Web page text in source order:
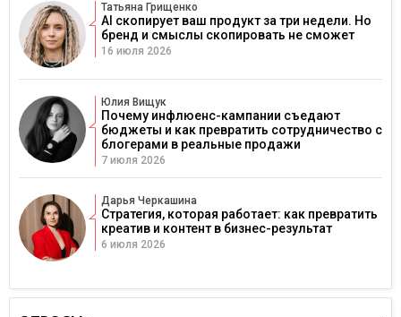
Татьяна Грищенко
AI скопирует ваш продукт за три недели. Но
бренд и смыслы скопировать не сможет
16 июля 2026
Юлия Вищук
Почему инфлюенс-кампании съедают
бюджеты и как превратить сотрудничество с
блогерами в реальные продажи
7 июля 2026
Дарья Черкашина
Стратегия, которая работает: как превратить
креатив и контент в бизнес-результат
6 июля 2026